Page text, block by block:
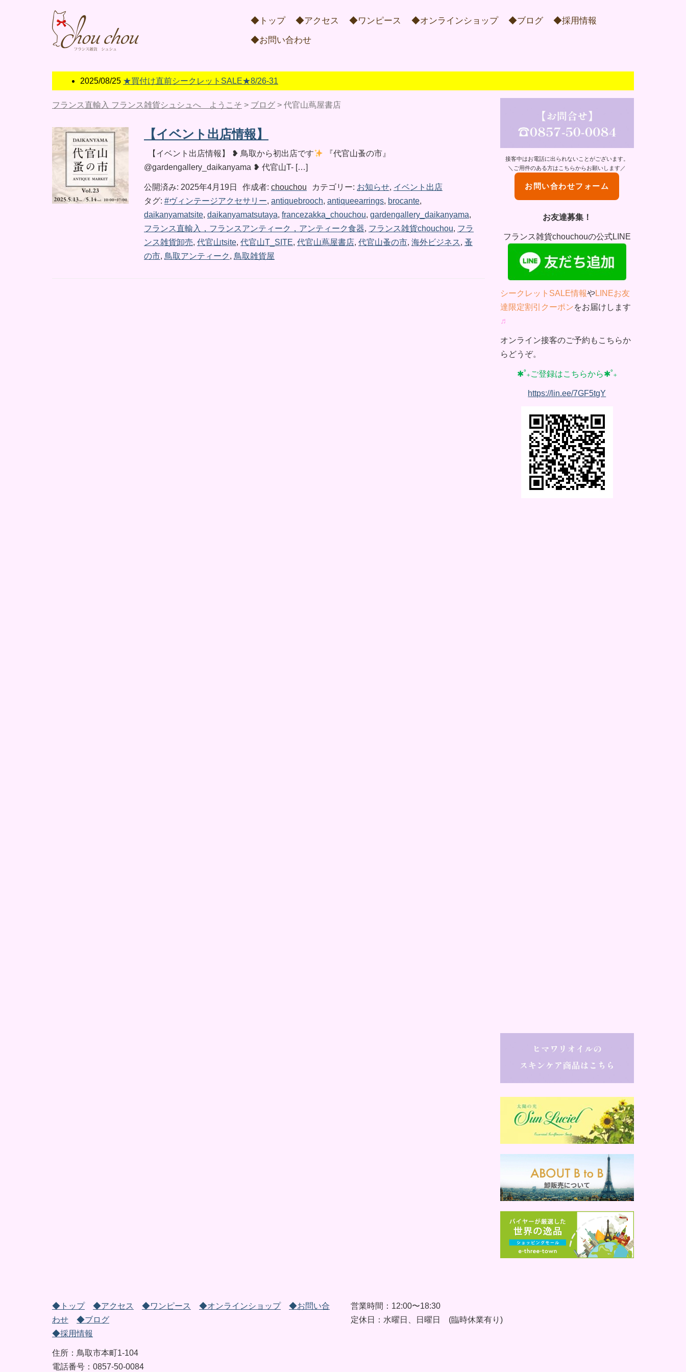
◆トップ ◆アクセス ◆ワンピース ◆オンラインショップ ◆ブログ
◆採用情報
◆お問い合わせ
2025/08/25 ★買付け直前シークレットSALE★8/26-31
フランス直輸入 フランス雑貨シュシュへ ようこそ > ブログ > 代官山蔦屋書店
【イベント出店情報】
【イベント出店情報】 ❥ 鳥取から初出店です
『代官山蚤の市』
@gardengallery_daikanyama ❥ 代官山T- […]
公開済み: 2025年4月19日 作成者: chouchou カテゴリー: お知らせ, イベント出店
タグ: #ヴィンテージアクセサリー, antiquebrooch, antiqueearrings, brocante,
daikanyamatsite, daikanyamatsutaya, francezakka_chouchou, gardengallery_daikanyama,
フランス直輸入，フランスアンティーク，アンティーク食器, フランス雑貨chouchou, フラ
ンス雑貨卸売, 代官山tsite, 代官山T_SITE, 代官山蔦屋書店, 代官山蚤の市, 海外ビジネス, 蚤
の市, 鳥取アンティーク , 鳥取雑貨屋
接客中はお電話に出られないことがございます。
＼ご用件のある方はこちらからお願いします／
お問い合わせフォーム
お友達募集！
フランス雑貨chouchouの公式LINE
シークレットSALE情報やLINEお友
達限定割引クーポンをお届けします
♬
オンライン接客のご予約もこちらか
らどうぞ。
✱˚₊ご登録はこちらから✱˚₊
https://lin.ee/7GF5tgY
◆トップ ◆アクセス ◆ワンピース ◆オンラインショップ
◆お問い合
わせ
◆ブログ
◆採用情報
住所：鳥取市本町1-104
電話番号：0857-50-0084
営業時間：12:00〜18:30
定休日：水曜日、日曜日 (臨時休業有り)